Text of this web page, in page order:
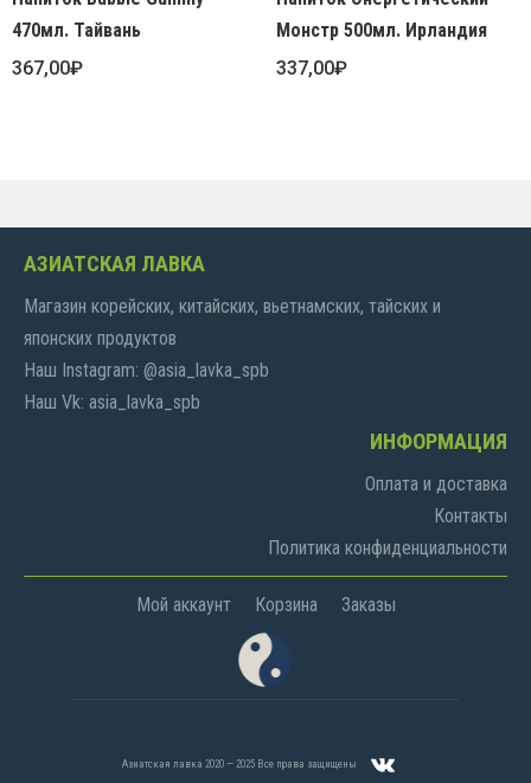
470мл. Тайвань
367,00₽
Монстр 500мл. Ирландия
337,00₽
АЗИАТСКАЯ ЛАВКА
Магазин корейских, китайских, вьетнамских, тайских и
японских продуктов
Наш Instagram: @asia_lavka_spb
Наш Vk: asia_lavka_spb
ИНФОРМАЦИЯ
Оплата и доставка
Контакты
Политика конфиденциальности
Мой аккаунт Корзина Заказы
Азиатская лавка 2020 — 2025 Все права защищены